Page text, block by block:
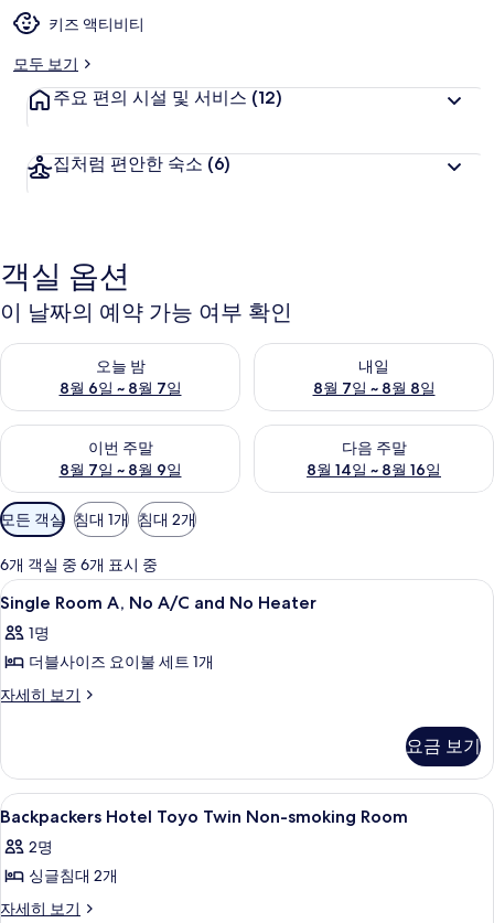
키즈 액티비티
모두 보기
주요 편의 시설 및 서비스 (12)
집처럼 편안한 숙소 (6)
객실 옵션
이 날짜의 예약 가능 여부 확인
오늘 밤
8월 6일 ~ 8월 7일
오늘 밤 예약 가능 여부 확인, 8월 6일 ~ 8월 7일
내일
8월 7일 ~ 8월 8일
내일 예약 가능 여부 확인, 8월
이번 주말
8월 7일 ~ 8월 9일
이번 주말 예약 가능 여부 확인, 8월 7일 ~ 8월 9일
다음 주말
8월 14일 ~ 8월 16일
다음 주말 예약 가능 여부 확인,
객
실
에
사
용
가
능
필
모든 객실 침대 1개 침대 2개
6개 객실 중 6개 표시 중
Single
Room
A,
No
A/C
Heater
사
진
모
두
보
18
Single Room A, No A/C and No Heater
1명
더블사이즈 요이불 세트 1개
자세히 보기
Single
A/C
and
No
Heater
자
세
보
요금 보기
Backpackers
Hotel
Toyo
Twin
Non-
9
Backpackers Hotel Toyo Twin Non-smoking Room
2명
싱글침대 2개
자세히 보기
Backpackers